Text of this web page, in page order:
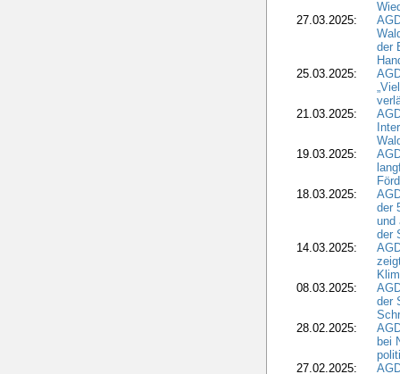
27.03.2025:
der
25.03.2025:
21.03.2025:
19.03.2025:
18.03.2025:
der
und
der
14.03.2025:
08.03.2025:
der
28.02.2025:
bei
27.02.2025: